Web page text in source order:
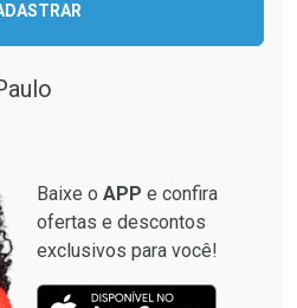
Baixe o APP e confira
ofertas e descontos
exclusivos para você!